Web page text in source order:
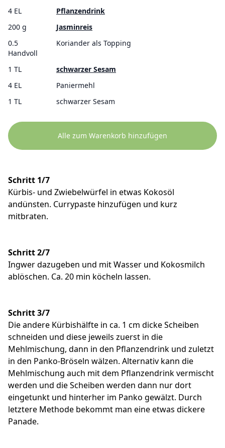
4 EL
Pflanzendrink
200 g
Jasminreis
0.5
Handvoll
Koriander als Topping
1 TL
schwarzer Sesam
4 EL
Paniermehl
1 TL
schwarzer Sesam
Alle zum Warenkorb hinzufügen
Schritt 1/7
Kürbis- und Zwiebelwürfel in etwas Kokosöl
andünsten. Currypaste hinzufügen und kurz
mitbraten.
Schritt 2/7
Ingwer dazugeben und mit Wasser und Kokosmilch
ablöschen. Ca. 20 min köcheln lassen.
Schritt 3/7
Die andere Kürbishälfte in ca. 1 cm dicke Scheiben
schneiden und diese jeweils zuerst in die
Mehlmischung, dann in den Pflanzendrink und zuletzt
in den Panko-Bröseln wälzen. Alternativ kann die
Mehlmischung auch mit dem Pflanzendrink vermischt
werden und die Scheiben werden dann nur dort
eingetunkt und hinterher im Panko gewälzt. Durch
letztere Methode bekommt man eine etwas dickere
Panade.